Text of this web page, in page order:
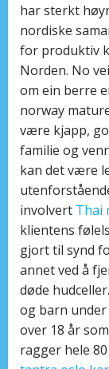
har sterkt
nordiske
for produktiv
Norden. No
om ein berre
norway
være kjapp,
familie og
kan det være
involvert Thai
klientens
gjort til synd
annet ved å
døde
og barn
over 18 år
ragger hele